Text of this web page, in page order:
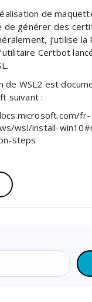
de
de générer des
j’utilise la
Certbot
de WSL2 est
suivant :
fr-
wsl/install-
steps